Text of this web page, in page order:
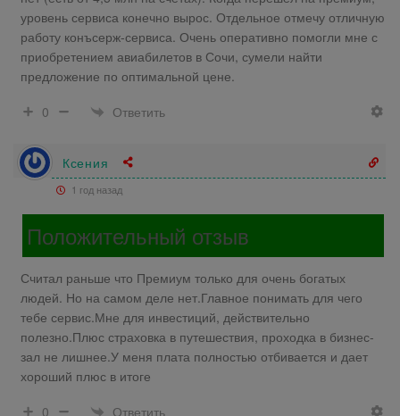
уровень сервиса конечно вырос. Отдельное отмечу отличную
работу конъсерж-сервиса. Очень оперативно помогли мне с
приобретением авиабилетов в Сочи, сумели найти
предложение по оптимальной цене.
0
Ответить
Ксения
1 год назад
Положительный отзыв
Считал раньше что Премиум только для очень богатых
людей. Но на самом деле нет.Главное понимать для чего
тебе сервис.Мне для инвестиций, действительно
полезно.Плюс страховка в путешествия, проходка в бизнес-
зал не лишнее.У меня плата полностью отбивается и дает
хороший плюс в итоге
0
Ответить